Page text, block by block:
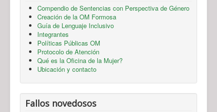
Compendio de Sentencias con Perspectiva de Género
Creación de la OM Formosa
Guía de Lenguaje Inclusivo
Integrantes
Políticas Públicas OM
Protocolo de Atención
Qué es la Oficina de la Mujer?
Ubicación y contacto
Fallos novedosos